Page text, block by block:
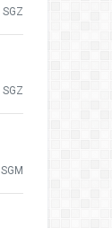
SGZ
SGZ
SGM